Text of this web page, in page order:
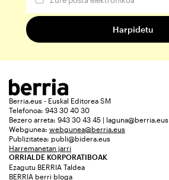
Berria.eus - Euskal Editorea SM
Telefonoa: 943 30 40 30
Bezero arreta: 943 30 43 45 | laguna@berria.eus
Webgunea: webgunea@berria.eus
Publizitatea: publi@bidera.eus
Harremanetan jarri
ORRIALDE KORPORATIBOAK
Ezagutu BERRIA Taldea
BERRIA berri bloga